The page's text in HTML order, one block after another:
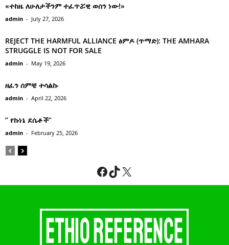
«ተከዜ ለሁለታችንም ተፈጥሯዊ ወሰን ነው!»
admin - July 27, 2026
REJECT THE HARMFUL ALLIANCE ፅምዶ (ጥማድ): THE AMHARA
STRUGGLE IS NOT FOR SALE
admin - May 19, 2026
ዘፈን ሰምቼ ተሳልኩ
admin - April 22, 2026
” የኩነኔ ደሴቶች’’
admin - February 25, 2026
Facebook
TikTok
X